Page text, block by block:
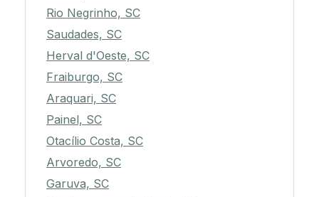
Rio Negrinho, SC
Saudades, SC
Herval d'Oeste, SC
Fraiburgo, SC
Araquari, SC
Painel, SC
Otacílio Costa, SC
Arvoredo, SC
Garuva, SC